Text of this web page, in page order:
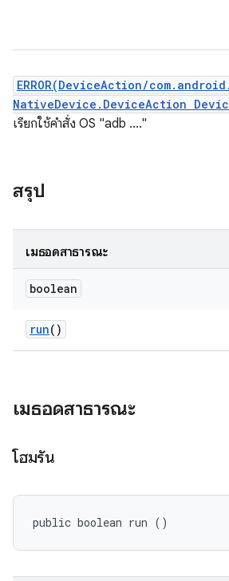
ERROR(DeviceAction/
NativeDevice.DeviceAction
เรียกใช้คำสั่ง OS "adb ...."
สรุป
เมธอดสาธารณะ
boolean
run()
เมธอดสาธารณะ
โฮมรัน
public boolean run ()